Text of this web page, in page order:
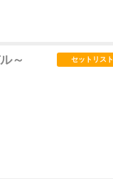
～ セットリスト